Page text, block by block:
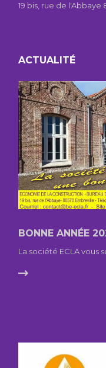
19 bis, rue de l'Abbaye
ACTUALITÉ
BONNE ANNÉE
La société ECLA vous